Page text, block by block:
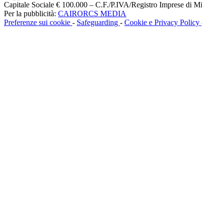
Capitale Sociale € 100.000 – C.F./P.IVA/Registro Imprese di
Per la pubblicità: CAIRORCS MEDIA
Preferenze sui cookie - Safeguarding - Cookie e Privacy Policy